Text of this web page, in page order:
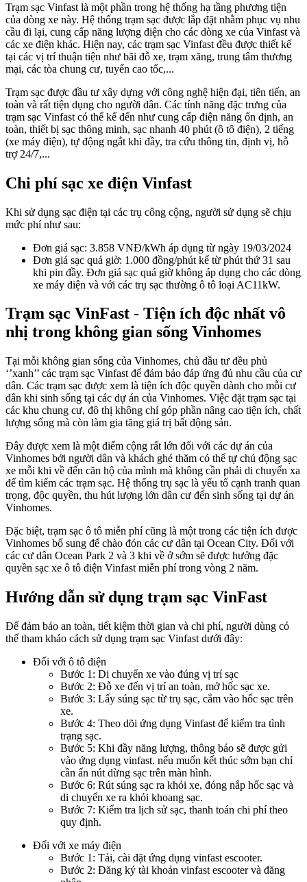
Trạm sạc Vinfast là một phần trong hệ thống hạ tầng phương tiện
của dòng xe này. Hệ thống trạm sạc được lắp đặt nhằm phục vụ nhu
cầu đi lại, cung cấp năng lượng điện cho các dòng xe của Vinfast và
các xe điện khác. Hiện nay, các trạm sạc Vinfast đều được thiết kế
tại các vị trí thuận tiện như bãi đỗ xe, trạm xăng, trung tâm thương
mại, các tòa chung cư, tuyến cao tốc,...
Trạm sạc được đầu tư xây dựng với công nghệ hiện đại, tiên tiến, an
toàn và rất tiện dụng cho người dân. Các tính năng đặc trưng của
trạm sạc Vinfast có thể kể đến như cung cấp điện năng ổn định, an
toàn, thiết bị sạc thông minh, sạc nhanh 40 phút (ô tô điện), 2 tiếng
(xe máy điện), tự động ngắt khi đầy, tra cứu thông tin, định vị, hỗ
trợ 24/7,...
Chi phí sạc xe điện Vinfast
Khi sử dụng sạc điện tại các trụ công cộng, người sử dụng sẽ chịu
mức phí như sau:
Đơn giá sạc: 3.858 VNĐ/kWh áp dụng từ ngày 19/03/2024
Đơn giá sạc quá giờ: 1.000 đồng/phút kể từ phút thứ 31 sau
khi pin đầy. Đơn giá sạc quá giờ không áp dụng cho các dòng
xe máy điện và với các trụ sạc thường ô tô loại AC11kW.
Trạm sạc VinFast - Tiện ích độc nhất vô
nhị trong không gian sống Vinhomes
Tại mỗi không gian sống của Vinhomes, chủ đầu tư đều phủ
‘’xanh’’ các trạm sạc Vinfast để đảm bảo đáp ứng đủ nhu cầu của cư
dân. Các trạm sạc được xem là tiện ích độc quyền dành cho mỗi cư
dân khi sinh sống tại các dự án của Vinhomes. Việc đặt trạm sạc tại
các khu chung cư, đô thị không chỉ góp phần nâng cao tiện ích, chất
lượng sống mà còn làm gia tăng giá trị bất động sản.
Đây được xem là một điểm cộng rất lớn đối với các dự án của
Vinhomes bởi người dân và khách ghé thăm có thể tự chủ động sạc
xe mỗi khi về đến căn hộ của mình mà không cần phải di chuyển xa
để tìm kiếm các trạm sạc. Hệ thống trụ sạc là yếu tố cạnh tranh quan
trọng, độc quyền, thu hút lượng lớn dân cư đến sinh sống tại dự án
Vinhomes.
Đặc biệt, trạm sạc ô tô miễn phí cũng là một trong các tiện ích được
Vinhomes bổ sung để chào đón các cư dân tại Ocean City. Đối với
các cư dân Ocean Park 2 và 3 khi về ở sớm sẽ được hưởng đặc
quyền sạc xe ô tô điện Vinfast miễn phí trong vòng 2 năm.
Hướng dẫn sử dụng trạm sạc VinFast
Để đảm bảo an toàn, tiết kiệm thời gian và chi phí, người dùng có
thể tham khảo cách sử dụng trạm sạc Vinfast dưới đây:
Đối với ô tô điện
Bước 1: Di chuyển xe vào đúng vị trí sạc
Bước 2: Đỗ xe đến vị trí an toàn, mở hốc sạc xe.
Bước 3: Lấy súng sạc từ trụ sạc, cắm vào hốc sạc trên
xe.
Bước 4: Theo dõi ứng dụng Vinfast để kiểm tra tình
trạng sạc.
Bước 5: Khi đầy năng lượng, thông báo sẽ được gửi
vào ứng dụng vinfast. nếu muốn kết thúc sớm bạn chỉ
cần ấn nút dừng sạc trên màn hình.
Bước 6: Rút súng sạc ra khỏi xe, đóng nắp hốc sạc và
di chuyển xe ra khỏi khoang sạc.
Bước 7: Kiểm tra lịch sử sạc, thanh toán chi phí theo
quy định.
Đối với xe máy điện
Bước 1: Tải, cài đặt ứng dụng vinfast escooter.
Bước 2: Đăng ký tài khoản vinfast escooter và đăng